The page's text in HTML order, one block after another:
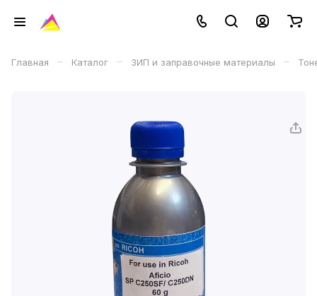
Главная – Каталог – ЗИП и заправочные материалы –